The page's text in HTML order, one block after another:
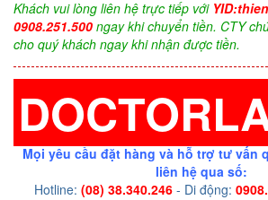
Khách vui lòng liên hệ trực tiếp với
0908.251.500 ngay khi chuyển tiền. CTY
cho quý khách ngay khi nhận được tiền.
Mọi yêu cầu đặt hàng và hỗ trợ tư vấn
liên hệ qua số:
Hotline: (08) 38.340.246 - Di động: